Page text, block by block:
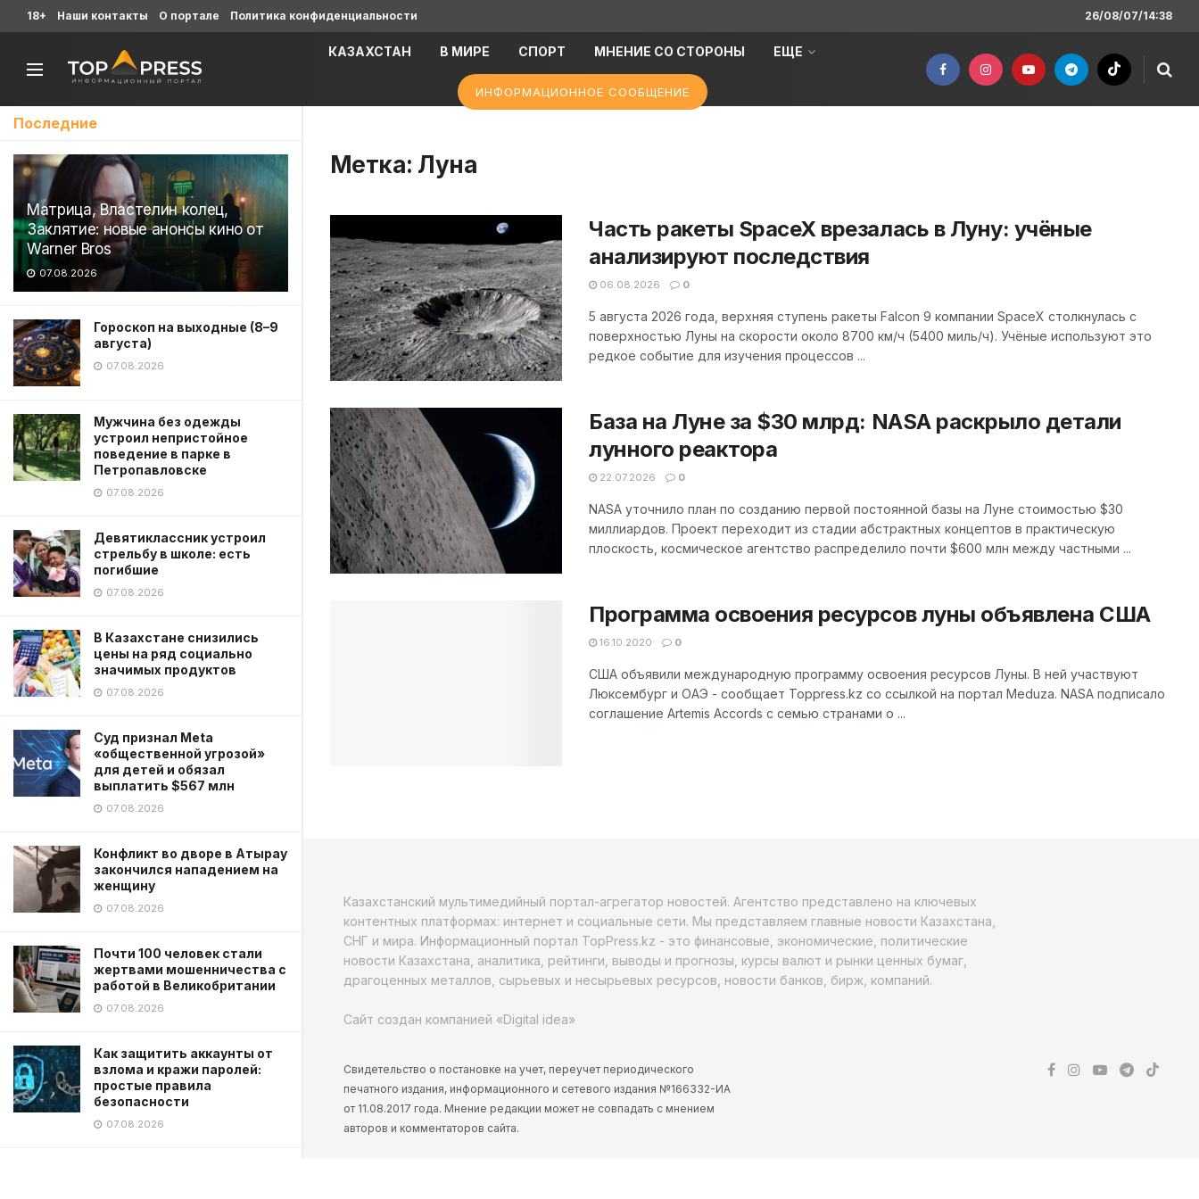
Последние
Матрица, Властелин колец,
Заклятие: новые анонсы кино от
Warner Bros
07.08.2026
Гороскоп на выходные (8–9
августа)
07.08.2026
Мужчина без одежды
устроил непристойное
поведение в парке в
Петропавловске
07.08.2026
Девятиклассник устроил
стрельбу в школе: есть
погибшие
07.08.2026
В Казахстане снизились
цены на ряд социально
значимых продуктов
07.08.2026
Суд признал Meta
«общественной угрозой»
для детей и обязал
выплатить $567 млн
07.08.2026
Конфликт во дворе в Атырау
закончился нападением на
женщину
07.08.2026
Почти 100 человек стали
жертвами мошенничества с
работой в Великобритании
07.08.2026
Как защитить аккаунты от
взлома и кражи паролей:
простые правила
безопасности
07.08.2026
18+ Наши контакты О портале Политика конфиденциальности 26/08/07/14:38
КАЗАХСТАН В МИРЕ СПОРТ МНЕНИЕ СО СТОРОНЫ ЕЩЕ
ИНФОРМАЦИОННОЕ СООБЩЕНИЕ
Метка: Луна
Часть ракеты SpaceX врезалась в Луну: учёные
анализируют последствия
06.08.2026 0
5 августа 2026 года, верхняя ступень ракеты Falcon 9 компании SpaceX столкнулась с
поверхностью Луны на скорости около 8700 км/ч (5400 миль/ч). Учёные используют это
редкое событие для изучения процессов ...
База на Луне за $30 млрд: NASA раскрыло детали
лунного реактора
22.07.2026 0
NASA уточнило план по созданию первой постоянной базы на Луне стоимостью $30
миллиардов. Проект переходит из стадии абстрактных концептов в практическую
плоскость, космическое агентство распределило почти $600 млн между частными ...
Программа освоения ресурсов луны объявлена США
16.10.2020 0
США объявили международную программу освоения ресурсов Луны. В ней участвуют
Люксембург и ОАЭ - сообщает Toppress.kz со ссылкой на портал Meduza. NASA подписало
соглашение Artemis Accords с семью странами о ...
Казахстанский мультимедийный портал-агрегатор новостей. Агентство представлено на ключевых
контентных платформах: интернет и социальные сети. Мы представляем главные новости Казахстана,
СНГ и мира. Информационный портал TopPress.kz - это финансовые, экономические, политические
новости Казахстана, аналитика, рейтинги, выводы и прогнозы, курсы валют и рынки ценных бумаг,
драгоценных металлов, сырьевых и несырьевых ресурсов, новости банков, бирж, компаний.
Сайт создан компанией «Digital idea»
Свидетельство о постановке на учет, переучет периодического
печатного издания, информационного и сетевого издания №166332-ИА
от 11.08.2017 года. Мнение редакции может не совпадать с мнением
авторов и комментаторов сайта.